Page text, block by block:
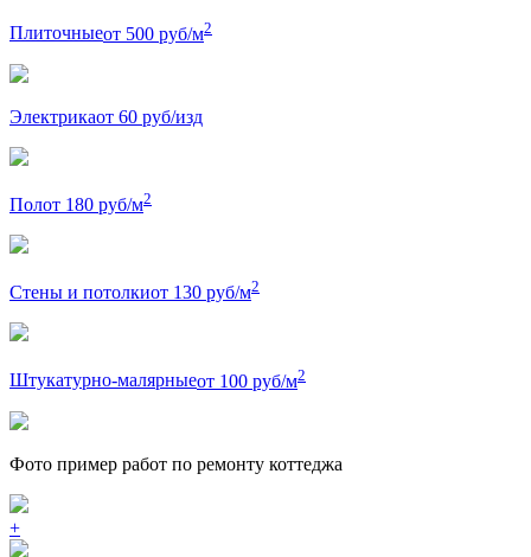
Плиточныеот 500 руб/м2
Электрикаот 60 руб/изд
Полот 180 руб/м2
Стены и потолкиот 130 руб/м2
Штукатурно-малярныеот 100 руб/м2
Фото пример работ по ремонту коттеджа
+